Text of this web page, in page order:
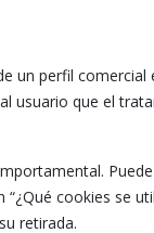
un perfil comercial
usuario que el
cookies se
retirada.